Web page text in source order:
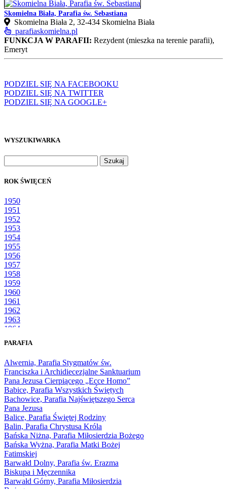
Skomielna Biała, Parafia św. Sebastiana
Skomielna Biała 2, 32-434 Skomielna Biała
parafiaskomielna.pl
FUNKCJA W PARAFII: Rezydent (mieszka na terenie parafii),
Emeryt
PODZIEL SIĘ NA FACEBOOKU
PODZIEL SIĘ NA TWITTER
PODZIEL SIĘ NA GOOGLE+
WYSZUKIWARKA
ROK ŚWIĘCEŃ
1950
1951
1952
1953
1954
1955
1956
1957
1958
1959
1960
1961
1962
1963
1964
1966
1968
1969
1970
1971
1972
1973
1974
1975
1976
1977
1978
1979
1980
1981
PARAFIA
Alwernia, Parafia Stygmatów św.
Franciszka i Archidiecezjalne Sanktuarium
Pana Jezusa Cierpiącego „Ecce Homo”
Babice, Parafia Wszystkich Świętych
Bachowice, Parafia Najświętszego Serca
Pana Jezusa
Balice, Parafia Świętej Rodziny
Balin, Parafia Chrystusa Króla
Bańska Niżna, Parafia Miłosierdzia Bożego
Bańska Wyżna, Parafia Matki Bożej
Fatimskiej
Barwałd Dolny, Parafia św. Erazma
Biskupa i Męczennika
Barwałd Górny, Parafia Miłosierdzia
Bożego